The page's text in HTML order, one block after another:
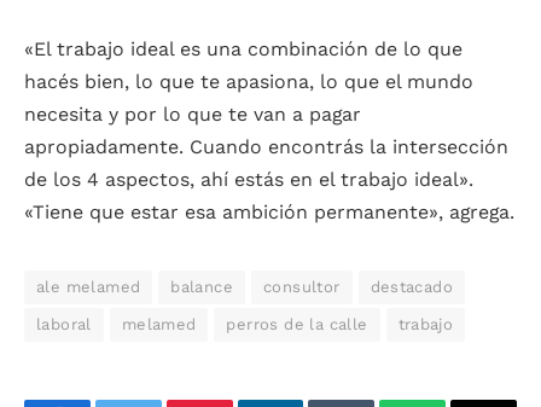
«El trabajo ideal es una combinación de lo que
hacés bien, lo que te apasiona, lo que el mundo
necesita y por lo que te van a pagar
apropiadamente. Cuando encontrás la intersección
de los 4 aspectos, ahí estás en el trabajo ideal».
«Tiene que estar esa ambición permanente», agrega.
ale melamed balance consultor destacado
laboral melamed perros de la calle trabajo